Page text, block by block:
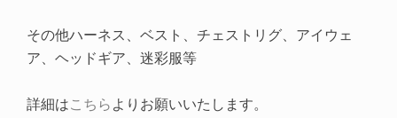
その他ハーネス、ベスト、チェストリグ、アイウェ
ア、ヘッドギア、迷彩服等
詳細はこちら よりお願いいたします。